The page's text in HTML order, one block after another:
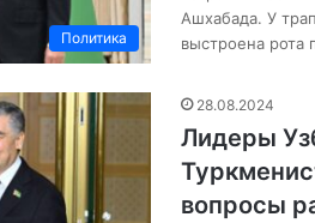
Политика
Ашхабада. У
выстроена рота
28.08.2024
Лидеры
вопросы